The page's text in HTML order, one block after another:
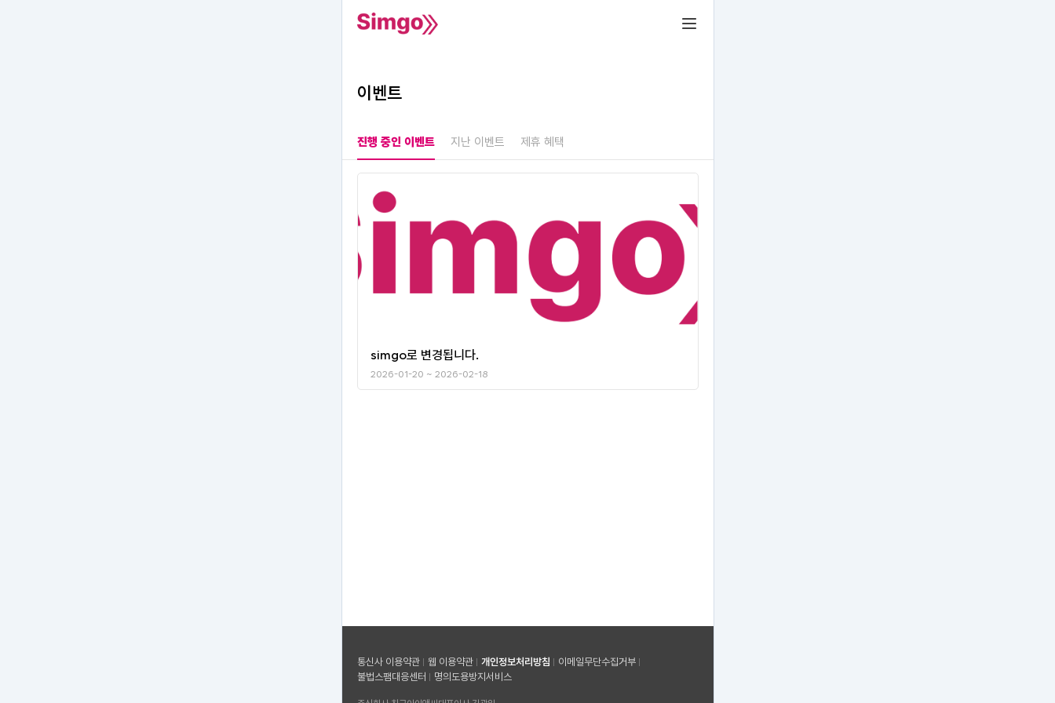
이벤트
진행 중인 이벤트 지난 이벤트 제휴 혜택
simgo로 변경됩니다.
2026-01-20 ~ 2026-02-18
통신사 이용약관 웹 이용약관 개인정보처리방침
이메일무단수집거부
불법스팸대응센터
명의도용방지서비스